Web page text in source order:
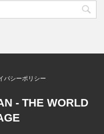
バシーポリシー
- THE WORLD